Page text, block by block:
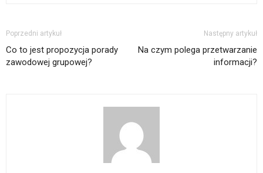
Poprzedni artykuł
Co to jest propozycja porady
zawodowej grupowej?
Następny artykuł
Na czym polega przetwarzanie
informacji?